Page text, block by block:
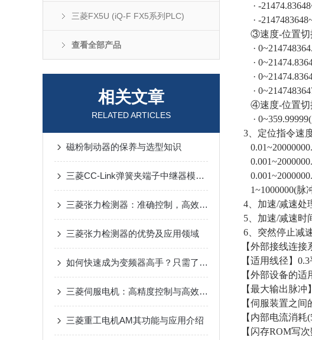
三菱FX5U (iQ-F FX5系列PLC)
查看全部产品
相关文章
RELATED ARTICLES
磁粉制动器的保养与选型知识
三菱CC-Link弹簧夹端子中继器模块应用场景
三菱张力检测器：准确控制，高效生产的得力助手
三菱张力检测器的优势及应用领域
如何快速成为变频器高手？只需了解这15个变频器问题
三菱伺服电机：高精度控制与高效能转换的工业驱动选择
三菱重工电机AM其功能与应用介绍
· -
· -
③速度-位置切
·
·
·
·
④速度-位置切
·
3、定位指令速
1~1000000(脉
4、加速/减速处
5、加速/减速时
6、突然停止减
【外部接线连
【适用线径】
【外部设备的
【最大输出脉冲
【伺服装置之
【内部电流消耗
【闪存ROM写